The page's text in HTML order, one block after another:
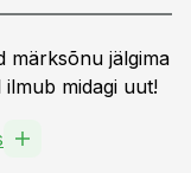
märksõnu jälgima
ilmub midagi uut!